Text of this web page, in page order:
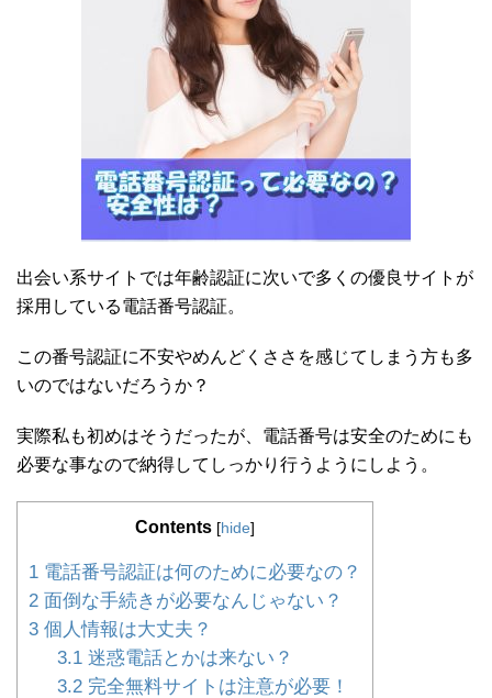
出会い系サイトでは年齢認証に次いで多くの優良サイトが
採用している電話番号認証。
この番号認証に不安やめんどくささを感じてしまう方も多
いのではないだろうか？
実際私も初めはそうだったが、電話番号は安全のためにも
必要な事なので納得してしっかり行うようにしよう。
Contents [hide]
1 電話番号認証は何のために必要なの？
2 面倒な手続きが必要なんじゃない？
3 個人情報は大丈夫？
3.1迷惑電話とかは来ない？
3.2完全無料サイトは注意が必要！